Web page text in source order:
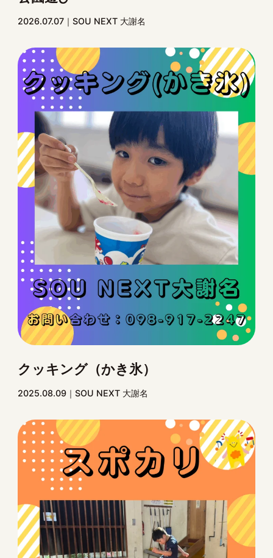
2026.07.07 SOU NEXT 大謝名
クッキング（かき氷）
2025.08.09 SOU NEXT 大謝名